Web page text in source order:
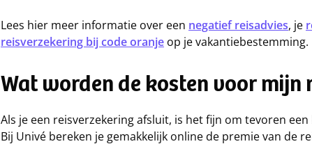
Lees hier meer informatie over een negatief reisadvies, je
reisverzekering bij code oranje op je vakantiebestemming.
Wat worden de kosten voor mijn
Als je een reisverzekering afsluit, is het fijn om tevoren
Bij Univé bereken je gemakkelijk online de premie van de